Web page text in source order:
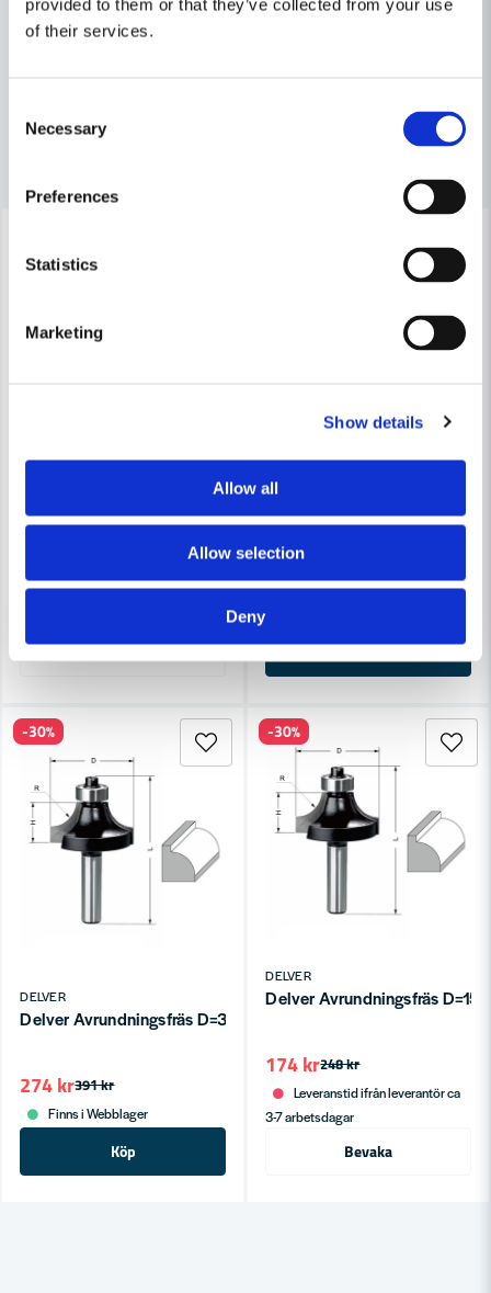
provided to them or that they’ve collected from your use
of their services.
Selection
Necessary
Preferences
Statistics
Marketing
Show details
Allow all
Allow selection
Deny
Frässtål & sammanfogning
Delver Avrundningsfräs D=20.7 H=11.1 L=54 R=4 S=8
Leveranstid ifrån leverantör ca
Bevaka
DELVER
Delver Avrundningsfräs
360 kr
252 kr
Köp
DELVER
Delver Avrundningsfräs D=32.7 H=16.7 L=62 R=10 S=8
391 kr
274 kr
Finns i Webblager
Köp
-30%
DELVER
Delver Avrundningsfräs
248 kr
174 kr
Leveranstid ifrån leverantör ca
3-7 arbetsdagar
Bevaka
-30%